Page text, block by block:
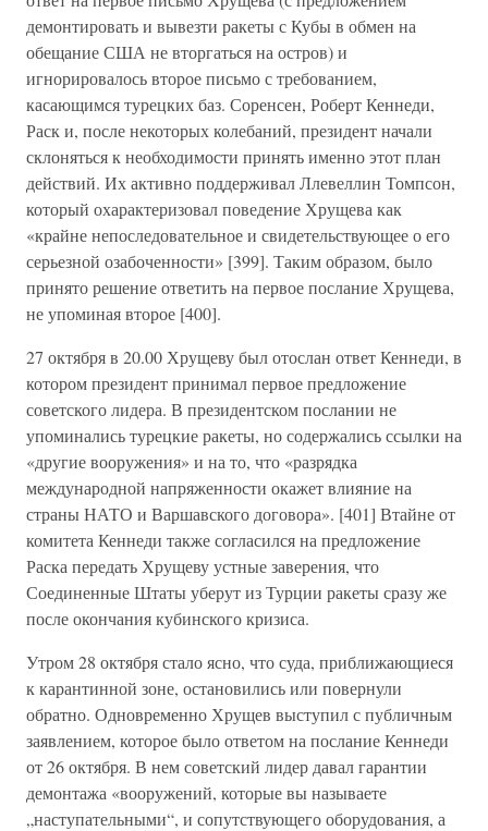
демонтировать и вывезти ракеты с Кубы в обмен на
обещание США не вторгаться на остров) и
игнорировалось второе письмо с требованием,
касающимся турецких баз. Соренсен, Роберт Кеннеди,
Раск и, после некоторых колебаний, президент начали
склоняться к необходимости принять именно этот план
действий. Их активно поддерживал Ллевеллин Томпсон,
который охарактеризовал поведение Хрущева как
«крайне непоследовательное и свидетельствующее о его
серьезной озабоченности» [399]. Таким образом, было
принято решение ответить на первое послание Хрущева,
не упоминая второе [400].
27 октября в 20.00 Хрущеву был отослан ответ Кеннеди, в
котором президент принимал первое предложение
советского лидера. В президентском послании не
упоминались турецкие ракеты, но содержались ссылки на
«другие вооружения» и на то, что «разрядка
международной напряженности окажет влияние на
страны НАТО и Варшавского договора». [401] Втайне от
комитета Кеннеди также согласился на предложение
Раска передать Хрущеву устные заверения, что
Соединенные Штаты уберут из Турции ракеты сразу же
после окончания кубинского кризиса.
Утром 28 октября стало ясно, что суда, приближающиеся
к карантинной зоне, остановились или повернули
обратно. Одновременно Хрущев выступил с публичным
заявлением, которое было ответом на послание Кеннеди
от 26 октября. В нем советский лидер давал гарантии
демонтажа «вооружений, которые вы называете
„наступательными“, и сопутствующего оборудования, а